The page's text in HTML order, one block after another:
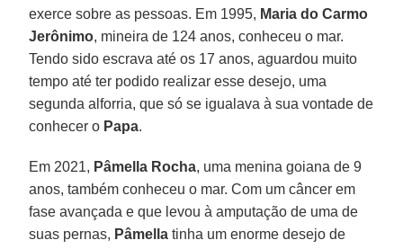
exerce sobre as pessoas. Em 1995, Maria do Carmo
Jerônimo, mineira de 124 anos, conheceu o mar.
Tendo sido escrava até os 17 anos, aguardou muito
tempo até ter podido realizar esse desejo, uma
segunda alforria, que só se igualava à sua vontade de
conhecer o Papa.
Em 2021, Pâmella Rocha, uma menina goiana de 9
anos, também conheceu o mar. Com um câncer em
fase avançada e que levou à amputação de uma de
suas pernas, Pâmella tinha um enorme desejo de